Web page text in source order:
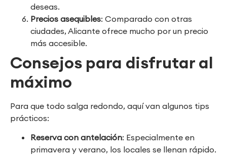
deseas.
Precios asequibles: Comparado con otras
ciudades, Alicante ofrece mucho por un precio
más accesible.
Consejos para disfrutar al
máximo
Para que todo salga redondo, aquí van algunos tips
prácticos:
Reserva con antelación: Especialmente en
primavera y verano, los locales se llenan rápido.